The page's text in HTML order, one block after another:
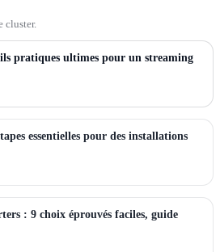
cluster.
pratiques ultimes pour un streaming
essentielles pour des installations
: 9 choix éprouvés faciles, guide